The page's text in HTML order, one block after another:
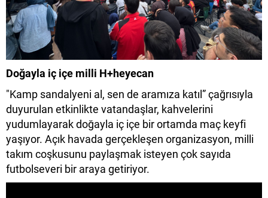
Doğayla iç içe milli H+heyecan
"Kamp sandalyeni al, sen de aramıza katıl” çağrısıyla
duyurulan etkinlikte vatandaşlar, kahvelerini
yudumlayarak doğayla iç içe bir ortamda maç keyfi
yaşıyor. Açık havada gerçekleşen organizasyon, milli
takım coşkusunu paylaşmak isteyen çok sayıda
futbolseveri bir araya getiriyor.